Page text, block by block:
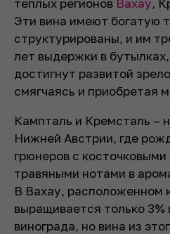
теплых регионов Вахау,
Эти вина имеют богатую
структурированы, и им
лет выдержки в
достигнут развитой
смягчаясь и приобретая
Кампталь и Кремсталь –
Нижней Австрии, где
грюнеров с
травяными нотами в
В Вахау, расположенном
выращивается только 3%
винограда, но вина из